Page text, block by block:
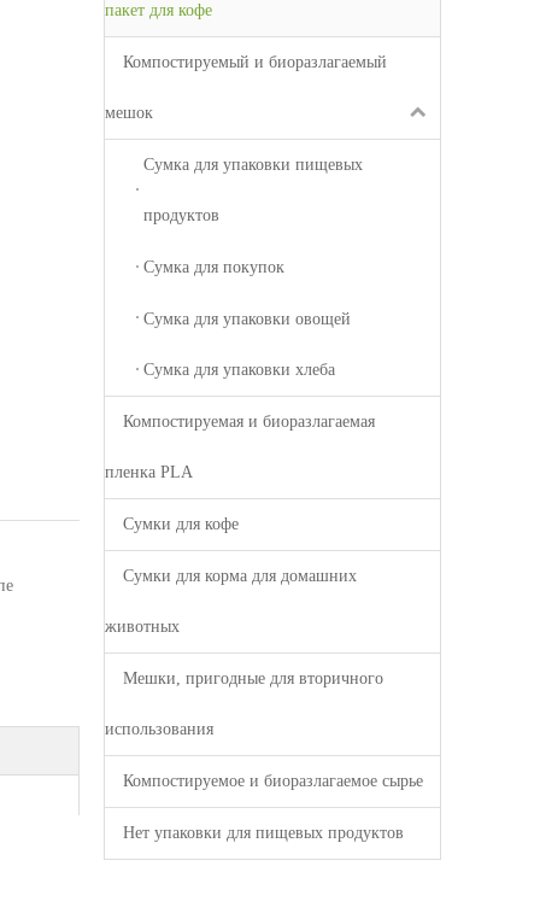
пакет для кофе
Компостируемый и биоразлагаемый
мешок
Сумка для упаковки пищевых
продуктов
Сумка для покупок
Сумка для упаковки овощей
Сумка для упаковки хлеба
Компостируемая и биоразлагаемая
пленка PLA
Сумки для кофе
Сумки для корма для домашних
животных
Мешки, пригодные для вторичного
использования
Компостируемое и биоразлагаемое сырье
Нет упаковки для пищевых продуктов